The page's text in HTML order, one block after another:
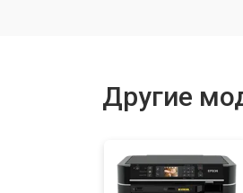
Замена каретки
Другие